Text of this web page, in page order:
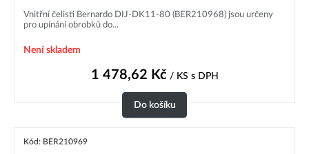
Vnitřní čelisti Bernardo DIJ-DK11-80 (BER210968) jsou určeny
pro upínání obrobků do...
Není skladem
1 478,62 Kč/ KS s DPH
Do košíku
Kód: BER210969